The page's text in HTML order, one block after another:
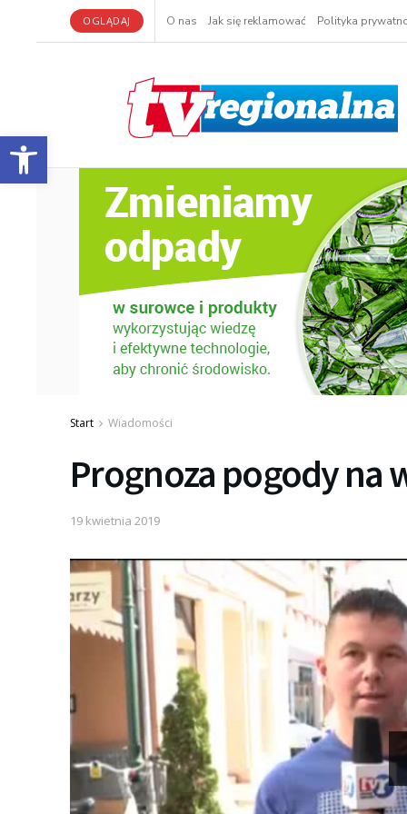
Otwórz pasek narzędzi
OGLĄDAJ O nas Jak się reklamować Polityka
Start Wiadomości
Prognoza pogody na
19 kwietnia 2019